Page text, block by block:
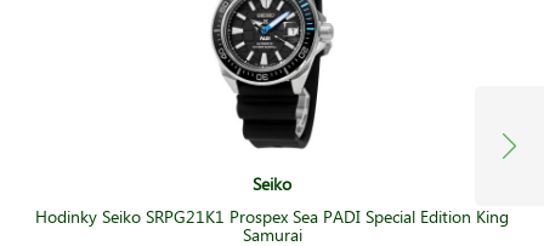
Seiko
Hodinky Seiko SRPG21K1 Prospex Sea PADI Special Edition King
Samurai